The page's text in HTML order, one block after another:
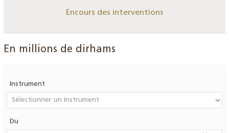
Encours des interventions
En millions de dirhams
Instrument
Du